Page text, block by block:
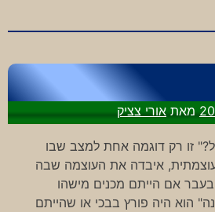
מאתאורי צציק
זו רק דוגמה אחת למצב שבו
איבדה את העוצמה שבה
בעבר אם הייתם מכנים מישהו
הוא היה פורץ בבכי או שהייתם